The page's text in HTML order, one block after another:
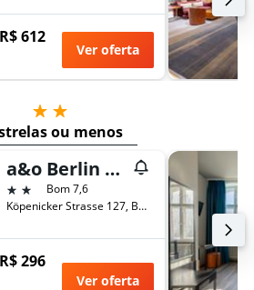
R$ 612
Ver oferta
2 estrelas
ou menos
a&o Berlin Mitte
2 estrelas
Bom 7,6
Köpenicker Strasse 127, Berlim, Alemanha
R$ 296
Ver oferta